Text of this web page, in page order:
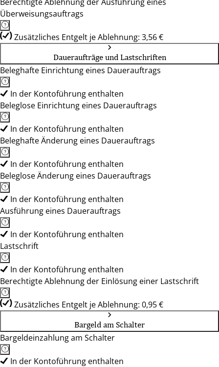
Überweisungsauftrags
Zusätzliches Entgelt je Ablehnung: 3,56 €
Daueraufträge und Lastschriften
Beleghafte Einrichtung eines Dauerauftrags
In der Kontoführung enthalten
Beleglose Einrichtung eines Dauerauftrags
In der Kontoführung enthalten
Beleghafte Änderung eines Dauerauftrags
In der Kontoführung enthalten
Beleglose Änderung eines Dauerauftrags
In der Kontoführung enthalten
Ausführung eines Dauerauftrags
In der Kontoführung enthalten
Lastschrift
In der Kontoführung enthalten
Berechtigte Ablehnung der Einlösung einer Lastschrift
Zusätzliches Entgelt je Ablehnung: 0,95 €
Bargeld am Schalter
Bargeldeinzahlung am Schalter
In der Kontoführung enthalten